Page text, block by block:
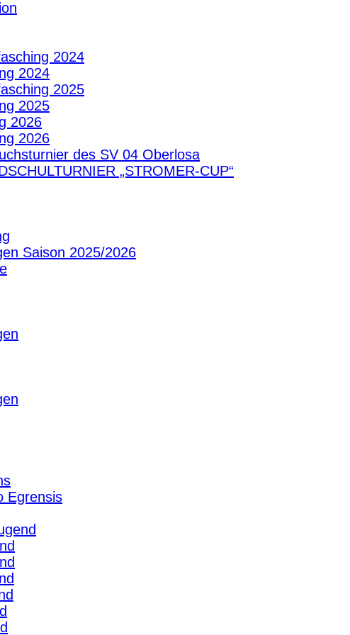
2024
2024
2025
2025
2026
2026
des SV 04 Oberlosa
„STROMER-CUP“
Saison 2025/2026
Egrensis